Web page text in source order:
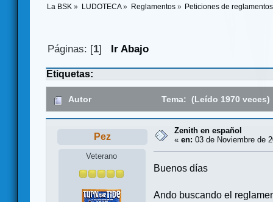
La BSK » LUDOTECA» Reglamentos» Peticiones de reglamentos
Páginas: [1] Ir Abajo
Etiquetas:
Autor Tema: (Leído 1970 veces)
Pez
Veterano
Zenith en español
« en: 03 de Noviembre de
Buenos días
Ando buscando el